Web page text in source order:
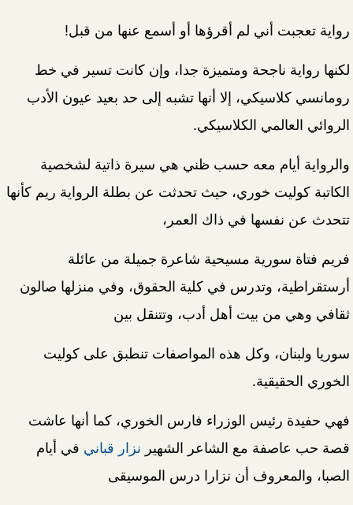
رواية تعجبت أني لم أقرؤها أو أسمع عنها من قبل!
لكنها رواية ناجحة ومتميزة جدا، وإن كانت تسير في خط
رومانسي كلاسيكي، إلا أنها تشبه إلى حد بعيد عيون الأدب
الروائي العالمي الكلاسيكي.
والرواية أيام معه حسب ظني هي سيرة ذاتية لشخصية
الكاتبة كوليت خوري، حيث تحدثت عن بطلة الرواية ريم كأنها
تتحدث عن نفسها في ذاك العمر،
فريم فتاة سورية مسيحية شاعرة جميلة من عائلة
أرستقراطية، وتدرس في كلية الحقوق، وفي منزلها صالون
ثقافي وهي من بيت أهل أدب، وتتنقل بين
سوريا ولبنان، وكل هذه المواصفات تنطبق على كوليت
الخوري الحقيقية.
فهي حفيدة رئيس الوزراء فارس الخوري، كما أنها عاشت
قصة حب عاصفة مع الشاعر الشهير نزار قباني في أيام
الصبا، والمعروف أن نزارا درس الموسيقى